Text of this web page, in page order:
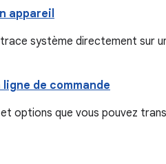
appareil
système directement sur
de commande
options que vous pouvez